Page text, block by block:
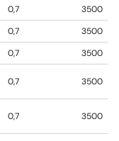
0,7
3500
0,7
3500
0,7 3500
0,7 3500
0,7 3500